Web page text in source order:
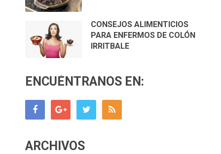
CONSEJOS ALIMENTICIOS
PARA ENFERMOS DE COLÓN
IRRITBALE
ENCUÉNTRANOS EN:
ARCHIVOS